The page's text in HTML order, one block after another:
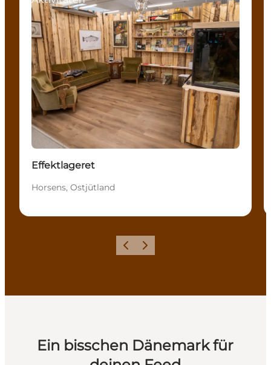
Effektlageret
Horsens, Ostjütland
ZurückWeiter
Ein bisschen Dänemark für